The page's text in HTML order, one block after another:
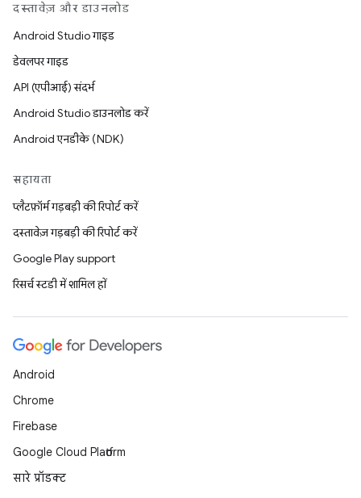
दस्तावेज़ और डाउनलोड
Android Studio गाइड
डेवलपर गाइड
API (एपीआई) संदर्भ
Android Studio डाउनलोड करें
Android एनडीके (NDK)
सहायता
प्लैटफ़ॉर्म गड़बड़ी की रिपोर्ट करें
दस्तावेज़ गड़बड़ी की रिपोर्ट करें
Google Play support
रिसर्च स्टडी में शामिल हों
Android
Chrome
Firebase
Google Cloud Platform
सारे प्रॉडक्ट